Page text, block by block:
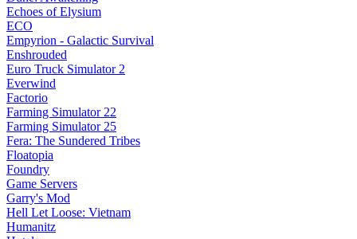
Echoes of Elysium
ECO
Empyrion - Galactic Survival
Enshrouded
Euro Truck Simulator 2
Everwind
Factorio
Farming Simulator 22
Farming Simulator 25
Fera: The Sundered Tribes
Floatopia
Foundry
Game Servers
Garry's Mod
Hell Let Loose: Vietnam
Humanitz